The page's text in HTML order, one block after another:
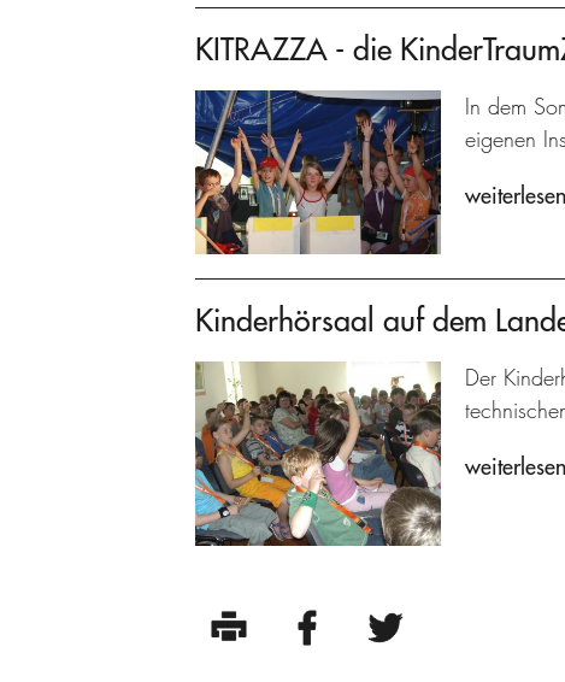
KITRAZZA - die
In dem
eigenen
weiterlesen
Kinderhörsaal auf dem
Der
weiterlesen